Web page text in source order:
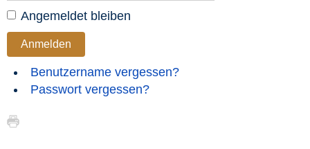
Angemeldet bleiben
Anmelden
Benutzername vergessen?
Passwort vergessen?